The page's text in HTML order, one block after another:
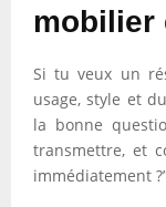
mobilier
Si tu veux un
usage, style et
la bonne
transmettre, et
immédiatement